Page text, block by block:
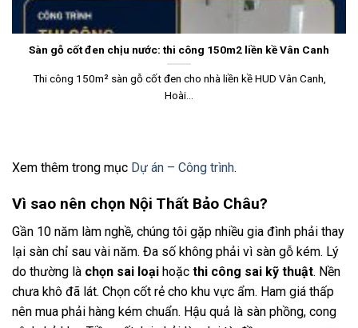
Sàn gỗ cốt đen chịu nước: thi công 150m2 liền kề Vân Canh
Thi công 150m² sàn gỗ cốt đen cho nhà liền kề HUD Vân Canh,
Hoài...
Xem thêm trong mục Dự án – Công trình.
Vì sao nên chọn Nội Thất Bảo Châu?
Gần 10 năm làm nghề, chúng tôi gặp nhiều gia đình phải thay
lại sàn chỉ sau vài năm. Đa số không phải vì sàn gỗ kém. Lý
do thường là chọn sai loại hoặc thi công sai kỹ thuật. Nền
chưa khô đã lát. Chọn cốt rẻ cho khu vực ẩm. Ham giá thấp
nên mua phải hàng kém chuẩn. Hậu quả là sàn phồng, cong